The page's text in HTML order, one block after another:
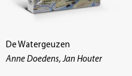
De Watergeuzen
Anne Doedens, Jan Houter